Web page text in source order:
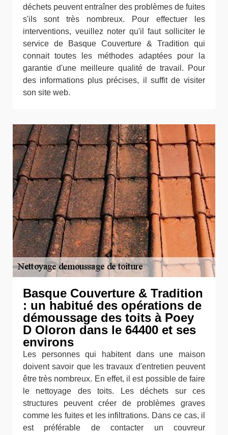
déchets peuvent entraîner des problèmes de fuites
s'ils sont très nombreux. Pour effectuer les
interventions, veuillez noter qu'il faut solliciter le
service de Basque Couverture & Tradition qui
connait toutes les méthodes adaptées pour la
garantie d'une meilleure qualité de travail. Pour
des informations plus précises, il suffit de visiter
son site web.
Basque Couverture & Tradition
: un habitué des opérations de
démoussage des toits à Poey
D Oloron dans le 64400 et ses
environs
Les personnes qui habitent dans une maison
doivent savoir que les travaux d'entretien peuvent
être très nombreux. En effet, il est possible de faire
le nettoyage des toits. Les déchets sur ces
structures peuvent créer de problèmes graves
comme les fuites et les infiltrations. Dans ce cas, il
est préférable de contacter un couvreur